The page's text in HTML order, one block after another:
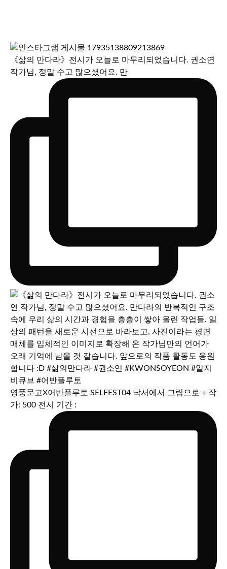
《삶의 만다라》전시가 오늘로 마무리되었습니다. 권소연
작가님, 정말 수고 많으셨어요. 만
영풍문고X어반플루토 SELFEST04 낙서에서 그림으로 + 작
가: 500 전시 기간 :